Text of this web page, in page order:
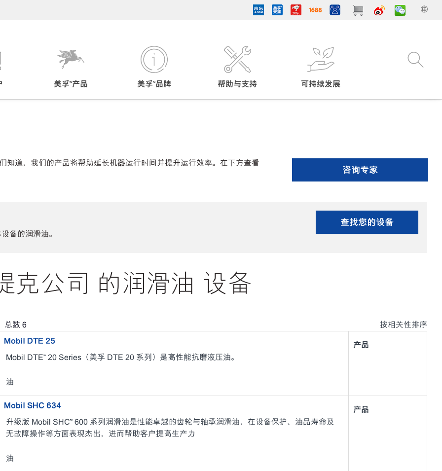
美孚™产品 美孚™品牌 帮助与支持 可持续发展
道，我们的产品将帮助延长机器运行时间并提升运行效率。在下方查看
咨询专家
备的润滑油。
查找您的设备
克公司 的润滑油 设备
总数 6 按相关性排序
Mobil DTE 25
Mobil DTE™ 20 Series（美孚 DTE 20 系列）是高性能抗磨液压油。
油
产品
Mobil SHC 634
升级版 Mobil SHC™ 600 系列润滑油是性能卓越的齿轮与轴承润滑油，在设备保护、油品寿命及
无故障操作等方面表现杰出，进而帮助客户提高生产力
油
产品